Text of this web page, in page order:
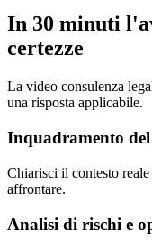
In 30 minuti
certezze
La video consulenza
una risposta applicabile.
Inquadramento
Chiarisci il contesto
affrontare.
Analisi di rischi e